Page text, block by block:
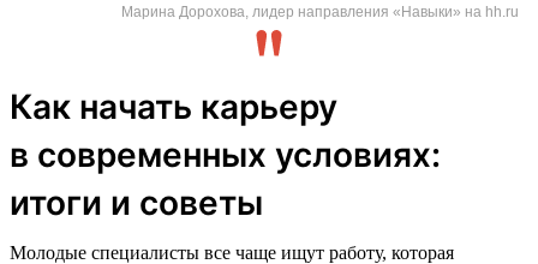
Марина Дорохова, лидер направления «Навыки» на hh.ru
Как начать карьеру
в современных условиях:
итоги и советы
Молодые специалисты все чаще ищут работу, которая